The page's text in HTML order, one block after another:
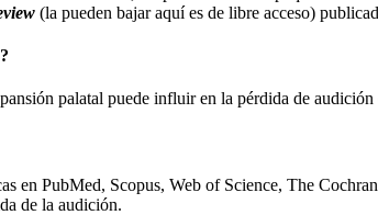
(la pueden bajar aquí es de libre acceso)
palatal puede influir en la pérdida de
en PubMed, Scopus, Web of Science, The
de la audición.